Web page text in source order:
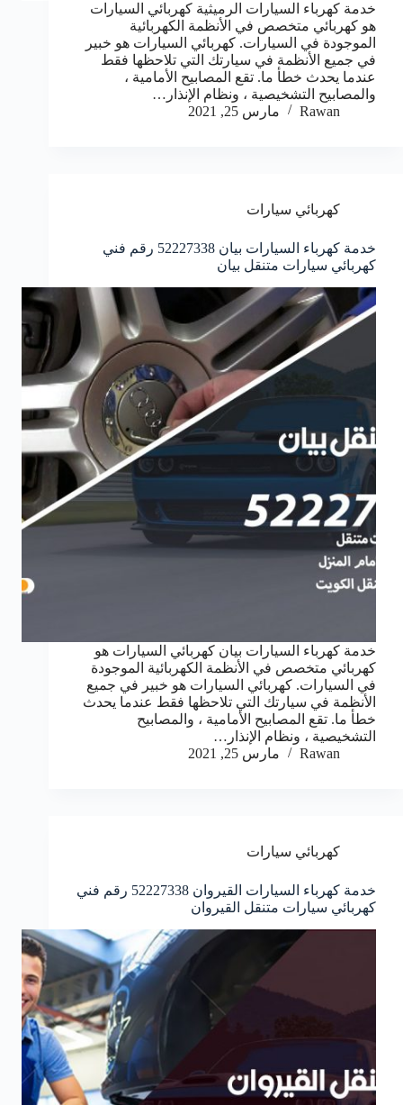
خدمة كهرباء السيارات الرميثية كهربائي السيارات
هو كهربائي متخصص في الأنظمة الكهربائية
الموجودة في السيارات. كهربائي السيارات هو خبير
في جميع الأنظمة في سيارتك التي تلاحظها فقط
عندما يحدث خطأ ما. تقع المصابيح الأمامية ،
والمصابيح التشخيصية ، ونظام الإنذار…
Rawan
مارس 25, 2021
كهربائي سيارات
خدمة كهرباء السيارات بيان 52227338 رقم فني
كهربائي سيارات متنقل بيان
خدمة كهرباء السيارات بيان كهربائي السيارات هو
كهربائي متخصص في الأنظمة الكهربائية الموجودة
في السيارات. كهربائي السيارات هو خبير في جميع
الأنظمة في سيارتك التي تلاحظها فقط عندما يحدث
خطأ ما. تقع المصابيح الأمامية ، والمصابيح
التشخيصية ، ونظام الإنذار…
Rawan
مارس 25, 2021
كهربائي سيارات
خدمة كهرباء السيارات القيروان 52227338 رقم فني
كهربائي سيارات متنقل القيروان